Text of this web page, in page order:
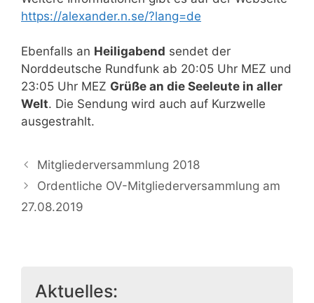
https://alexander.n.se/?lang=de
Ebenfalls an Heiligabend sendet der
Norddeutsche Rundfunk ab 20:05 Uhr MEZ und
23:05 Uhr MEZ Grüße an die Seeleute in aller
Welt. Die Sendung wird auch auf Kurzwelle
ausgestrahlt.
Mitgliederversammlung 2018
Ordentliche OV-Mitgliederversammlung am
27.08.2019
Aktuelles: